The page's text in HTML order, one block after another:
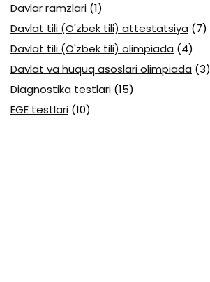
Davlar ramzlari (1)
Davlat tili (O'zbek tili) attestatsiya (7)
Davlat tili (O'zbek tili) olimpiada (4)
Davlat va huquq asoslari olimpiada (3)
Diagnostika testlari (15)
EGE testlari (10)